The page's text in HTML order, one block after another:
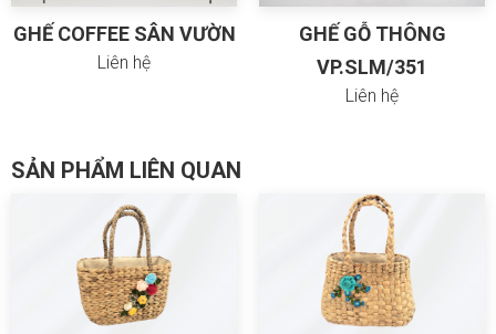
GHẾ COFFEE SÂN VƯỜN
Liên hệ
GHẾ GỖ THÔNG
VP.SLM/351
Liên hệ
SẢN PHẨM LIÊN QUAN